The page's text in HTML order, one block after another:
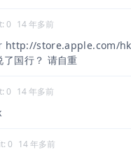
0 14 年多前
http://store.apple.com/
国行？ 请自重
0 14 年多前
0 14 年多前